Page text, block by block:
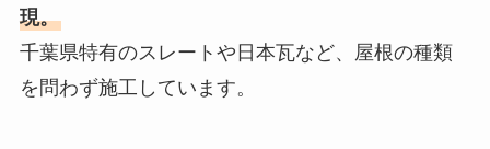
現。
千葉県特有のスレートや日本瓦など、屋根の種類
を問わず施工しています。